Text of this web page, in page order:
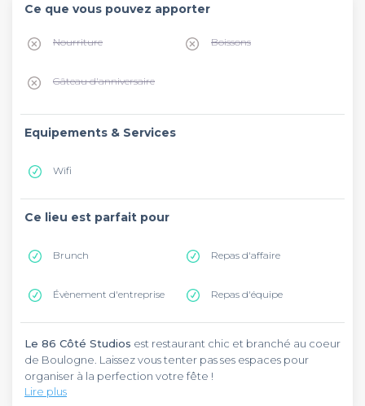
Ce que vous pouvez apporter
Nourriture Boissons
Gâteau d'anniversaire
Equipements & Services
Wifi
Ce lieu est parfait pour
Brunch Repas d'affaire
Évènement d'entreprise Repas d'équipe
Le 86 Côté Studios est restaurant chic et branché au coeur
de Boulogne. Laissez vous tenter pas ses espaces pour
organiser à la perfection votre fête !
Lire plus